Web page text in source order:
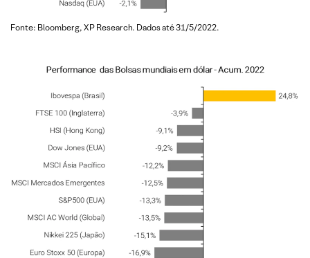
Fonte: Bloomberg, XP Research. Dados até 31/5/2022.